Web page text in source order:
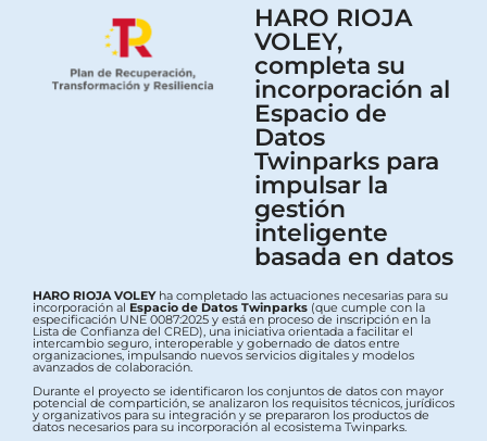
HARO RIOJA
VOLEY,
completa su
incorporación al
Espacio de
Datos
Twinparks para
impulsar la
gestión
inteligente
basada en datos
HARO RIOJA VOLEYha completado las actuaciones necesarias para su
incorporación al Espacio de Datos Twinparks (que cumple con la
especificación UNE 0087:2025 y está en proceso de inscripción en la
Lista de Confianza del CRED), una iniciativa orientada a facilitar el
intercambio seguro, interoperable y gobernado de datos entre
organizaciones, impulsando nuevos servicios digitales y modelos
avanzados de colaboración.
Durante el proyecto se identificaron los conjuntos de datos con mayor
potencial de compartición, se analizaron los requisitos técnicos, jurídicos
y organizativos para su integración y se prepararon los productos de
datos necesarios para su incorporación al ecosistema Twinparks.